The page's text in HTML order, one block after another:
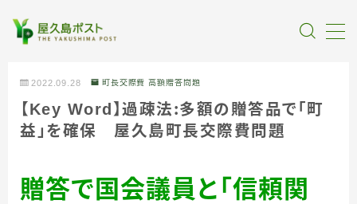
全記事カテゴリー
2022.09.28 町長交際費 高額贈答問題
【Key Word】過疎法：多額の贈答品で「町
益」を確保 屋久島町長交際費問題
贈答で国会議員と「信頼関